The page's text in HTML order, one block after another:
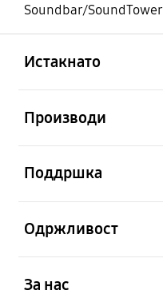
Soundbar/SoundTower
Истакнато
Производи
Поддршка
Одржливост
За нас